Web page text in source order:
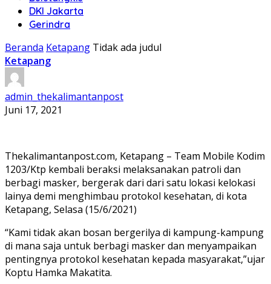
DKI Jakarta
Gerindra
Beranda Ketapang Tidak ada judul
Ketapang
admin_thekalimantanpost
Juni 17, 2021
Thekalimantanpost.com, Ketapang – Team Mobile Kodim
1203/Ktp kembali beraksi melaksanakan patroli dan
berbagi masker, bergerak dari dari satu lokasi kelokasi
lainya demi menghimbau protokol kesehatan, di kota
Ketapang, Selasa (15/6/2021)
“Kami tidak akan bosan bergerilya di kampung-kampung
di mana saja untuk berbagi masker dan menyampaikan
pentingnya protokol kesehatan kepada masyarakat,”ujar
Koptu Hamka Makatita.